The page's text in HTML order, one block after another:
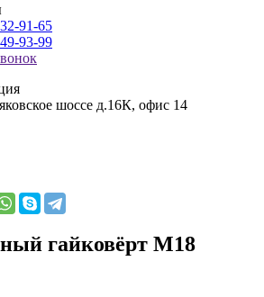
91-65
93-99
шоссе д.16К, офис 14
гайковёрт M18